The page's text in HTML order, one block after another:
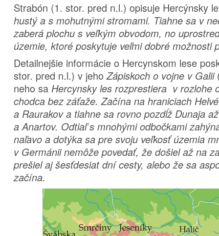
Strabón (1. stor. pred n.l.) opisuje Hercýnsky
hustý a s mohutnými stromami. Tiahne sa v
zaberá plochu s veľkým obvodom, no
územie, ktoré poskytuje veľmi dobré možnosti
Detailnejšie informácie o Hercynskom lese
stor. pred n.l.) v jehoZápiskoch o vojne v Galii
neho sa Hercynsky les rozprestiera v rozlohe
chodca bez záťaže. Začína na hraniciach
a Raurakov a tiahne sa rovno pozdĺž Dunaja
a Anartov. Odtiaľ s mnohými odbočkami
naľavo a dotýka sa pre svoju veľkosť územia
v Germánii nemôže povedať, že došiel až na
prešiel aj šesťdesiat dní cesty, alebo že sa
začína.